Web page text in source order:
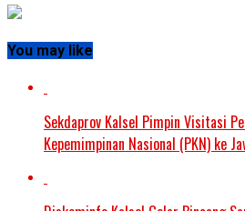
You may like
Sekdaprov Kalsel Pimpin Visitasi
Kepemimpinan Nasional (PKN) ke